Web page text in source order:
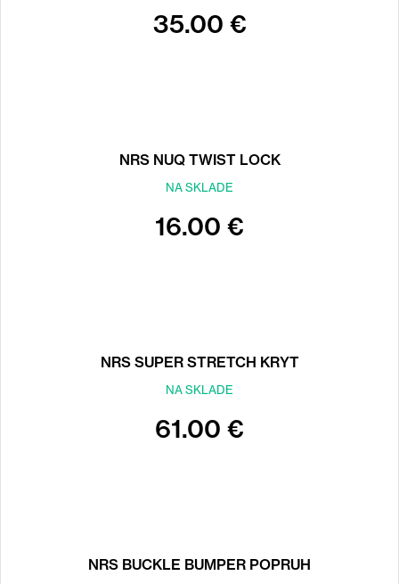
35.00 €
NRS NUQ TWIST LOCK
NA SKLADE
16.00 €
NRS SUPER STRETCH KRYT
NA SKLADE
61.00 €
NRS BUCKLE BUMPER POPRUH